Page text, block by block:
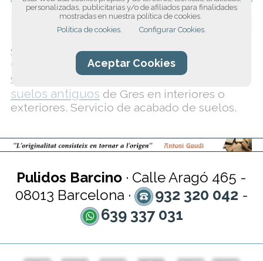
Somos especialistas en elpulido, encerado
y protección de pavimentos porosos
Sistema propio de pulido para como limpiar
suelos antiguos de Gres en interiores o
exteriores. Servicio de acabado de suelos.
Pulidos Barcino · Calle Aragó 465 -
08013 Barcelona ·
932 320 042 -
639 337 031
personalizadas, publicitarias y/o de afiliados para finalidades
mostradas en nuestra política de cookies.
Política de cookies.
Configurar Cookies.
Aceptar Cookies